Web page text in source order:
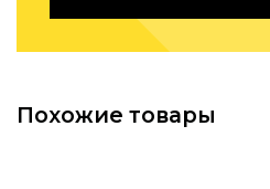
Похожие товары